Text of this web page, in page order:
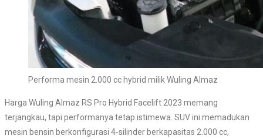
Performa mesin 2.000 cc hybrid milik Wuling Almaz
Harga Wuling Almaz RS Pro Hybrid Facelift 2023 memang
terjangkau, tapi performanya tetap istimewa. SUV ini memadukan
mesin bensin berkonfigurasi 4-silinder berkapasitas 2.000 cc,